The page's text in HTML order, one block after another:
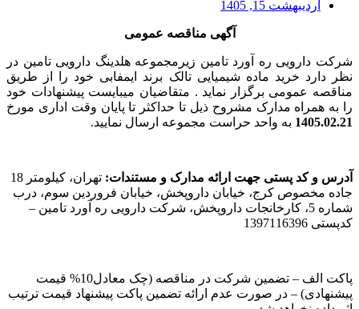
اردیبهشت 15, 1405
آگهی مناقصه عمومی
شرکت دارویی ره آورد تامین زیرمجموعه هلدینگ دارویی تامین در
نظر دارد خرید ماده شیمیایی تالک برند ایمفابی خود را از طریق
مناقصه عمومی برگزار نماید . متقاضیان میبایست پیشنهادات خود
را به همراه مدارک مشروح ذیل تا حداکثر تا پایان وقت اداری مورخ
1405.02.21 به واحد حراست مجموعه ارسال نمایید.
آدرس و کد پستی جهت ارائه مدارک و مستندات:
تهران، کیلومتر 18
جاده مخصوص کرج، خیابان داروپخش، خیابان فروردین سوم، درب
شماره 5، کارخانجات داروپخش، شرکت دارویی ره آورد تامین –
کدپستی 1397116396
پاکت الف – تضمین شرکت در مناقصه (چک معادل10% قیمت
پیشنهادی) – در صورت عدم ارائه تضمین پاکت پیشنهاد قیمت ترتیب